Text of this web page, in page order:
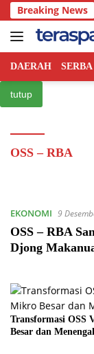
Langsung
ke
konten
Breaking News
Rakyat
DAERAH
tutup
OSS – RBA
EKONOMI 9
OSS – RBA
Djong
Transformasi OSS
Besar dan